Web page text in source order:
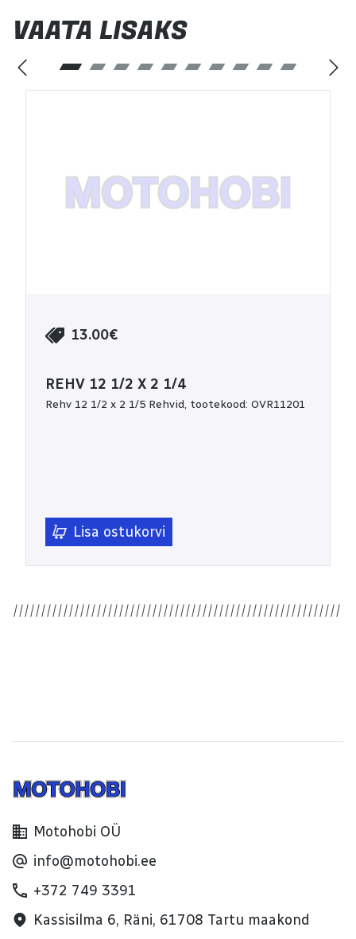
VAATA LISAKS
13.00€
REHV 12 1/2 X 2 1/4
Rehv 12 1/2 x 2 1/5 Rehvid, tootekood: OVR11201
Lisa ostukorvi
Motohobi OÜ
info@motohobi.ee
+372 749 3391
Kassisilma 6, Räni, 61708 Tartu maakond